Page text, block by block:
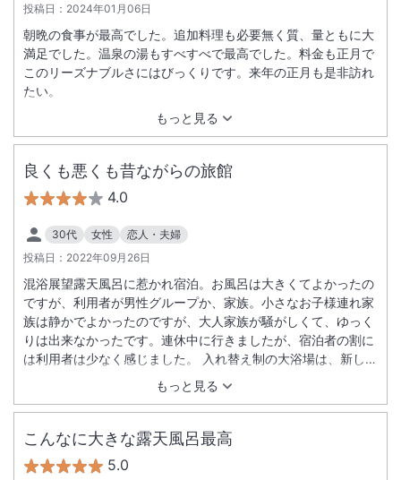
投稿日： 2024年01月06日
もっと見る
朝晩の食事が最高でした。追加料理も必要無く質、量ともに大
満足でした。温泉の湯もすべすべで最高でした。料金も正月で
このリーズナブルさにはびっくりです。来年の正月も是非訪れ
たい。
良くも悪くも昔ながらの旅館
4.0
30代 女性
恋人・夫婦
投稿日： 2022年09月26日
もっと見る
混浴展望露天風呂に惹かれ宿泊。お風呂は大きくてよかったの
ですが、利用者が男性グループか、家族。小さなお子様連れ家
族は静かでよかったのですが、大人家族が騒がしくて、ゆっく
りは出来なかったです。連休中に行きましたが、宿泊者の割に
は利用者は少なく感じました。 入れ替え制の大浴場は、新しい
方はとても良かったです。 お食事は半個室の食事処。量は女性
向きでした。 美味しいのですが、華やかではないです。 お部
屋は夜間以外は外の川の音が聞こえてました。 部屋は思ったよ
り広く、あまりアピールはされてませんが、お部屋のお湯も温
泉のようでした。 温泉のお湯はさらっとしてました。 が、す
べすべになり良かったです。 売店の営業時間は長く、立地も
こんなに大きな露天風呂最高
5.0